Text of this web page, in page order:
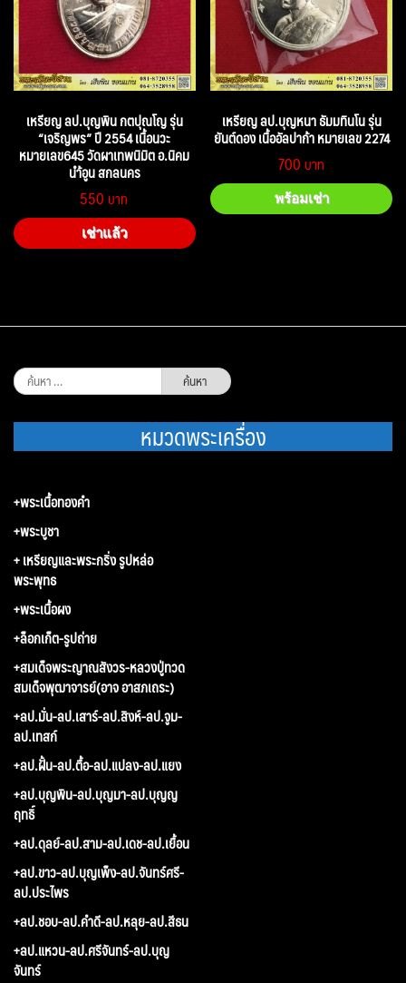
เหรียญ ลป.บุญพิน กตปุณโญ รุ่น
“เจริญพร” ปี 2554 เนื้อนวะ
หมายเลข645 วัดผาเทพนิมิต อ.นิคม
นำ้อูน สกลนคร
550
เช่าแล้ว
เหรียญ ลป.บุญหนา ธัมมทินโน รุ่น
ยันต์ดอง เนื้ออัลปาก้า หมายเลข 2274
700
พร้อมเช่า
ค้นหา
สำหรับ:
หมวดพระเครื่อง
+พระเนื้อทองคำ
+พระบูชา
+ เหรียญและพระกริ่ง รูปหล่อ
พระพุทธ
+พระเนื้อผง
+ล็อกเก็ต-รูปถ่าย
+สมเด็จพระญาณสังวร-หลวงปู่ทวด
สมเด็จพุฒาจารย์(อาจ อาสภเถระ)
+ลป.มั่น-ลป.เสาร์-ลป.สิงห์-ลป.จูม-
ลป.เทสก์
+ลป.ฝั้น-ลป.ตื้อ-ลป.แปลง-ลป.แยง
+ลป.บุญพิน-ลป.บุญมา-ลป.บุญญ
ฤทธิ์
+ลป.ดุลย์-ลป.สาม-ลป.เดช-ลป.เยื้อน
+ลป.ขาว-ลป.บุญเพ็ง-ลป.จันทร์ศรี-
ลป.ประไพร
+ลป.ชอบ-ลป.คำดี-ลป.หลุย-ลป.สีธน
+ลป.แหวน-ลป.ศรีจันทร์-ลป.บุญ
จันทร์